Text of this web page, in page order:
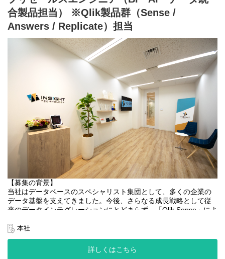
・知名度は低いものの、オラクルDBを対象にしたビジネス展開か
らスタートした経緯があり、DB領域での技術力・トップシェア製
品があり、顧客基盤が堅いのが特徴な企業です。
◆働き方：
現在は出社とオンライン勤務を組み合わせて勤務しております。
本部長（＝役員）以下に3つの組織が紐づき、各部は部長が運営し
ている。
①開発部：製品別にグループができており、各製品の開発を進め
ることがミッション。
A:PISOグループ、B:Insight SQL Testingグループ、C:Insight Data
Maskingグループ、D:Insight Catalog
②エンジニアリング部：新製品開発・新技術の研究・本部内横断
でみたほうがいい開発業務プロセスの効率化業務を担当。
A:AIグループ、B:QA・QCグループ、C:SaaS SETグループ
※備考：当社開発拠点は、東京と札幌にあり、部・グループ内で
所属が片方の拠点のみで構成されているというグループがほぼな
い状況
≪募集背景≫
①体制強化のため
→ユニークでニッチトップな製品を開発できている弊社の開発部
門だが、所属が長い方も多い状況。さらに強い開発組織にしてい
くためには、開発でマネジメント経験がある、製品のグロースに
長けている外部の方を採用する方が発想が広がると考えている。
②役員の権限移譲の促進
限移譲をするために管理職を増やしたい。（開発業務、対社内外
向けの対応、PM業務、管理業務など）
③東京オフィスの社員の壁打ち相手が欲しい
合製品担当） ※Qlik製品群（Sense /
Answers / Replicate）担当
【募集の背景】
当社はデータベースのスペシャリスト集団として、多くの企業の
データ基盤を支えてきました。今後、さらなる成長戦略として従
来のデータインテグレーションにとどまらず、「Qlik Sense」によ
ータ活用）までを一気通貫で提案する体制に移っていく計画で
こちらの求人の方は一人目のBI領域の専門家として、社内のDB・
AIエンジニアや営業と連携しながら、データの「入り口」から「AI
本社
詳しくはこちら